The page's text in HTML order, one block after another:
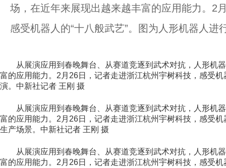
场，在近年来展现出越来越丰富的应用能力。2
感受机器人的“十八般武艺”。图为人形机器人
从展演应用到春晚舞台、从赛道竞逐到武术对抗，人形机
富的应用能力。2月26日，记者走进浙江杭州宇树科技，感受
演。中新社记者 王刚 摄
从展演应用到春晚舞台、从赛道竞逐到武术对抗，人形机
富的应用能力。2月26日，记者走进浙江杭州宇树科技，感受
生产场景。中新社记者 王刚 摄
从展演应用到春晚舞台、从赛道竞逐到武术对抗，人形机
富的应用能力。2月26日，记者走进浙江杭州宇树科技，感受